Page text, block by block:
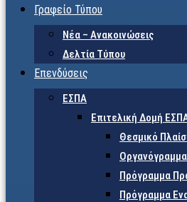
Γραφείο Τύπου
Νέα – Ανακοινώσεις
Δελτία Τύπου
Επενδύσεις
ΕΣΠΑ
Επιτελική Δομή
Θεσμικό
Οργανόγραμμα
Πρόγραμμα
Πρόγραμμα